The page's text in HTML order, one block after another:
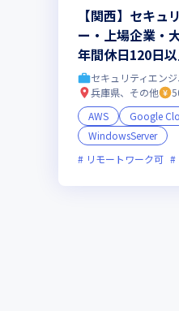
【関西】セキュ
ー・上場企業・
年間休日120日
セキュリティエン
兵庫県、その他
AWS
Google
WindowsServer
リモートワーク可